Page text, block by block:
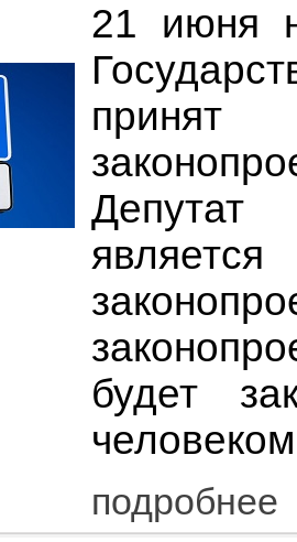
21 июня
будет
подробнее